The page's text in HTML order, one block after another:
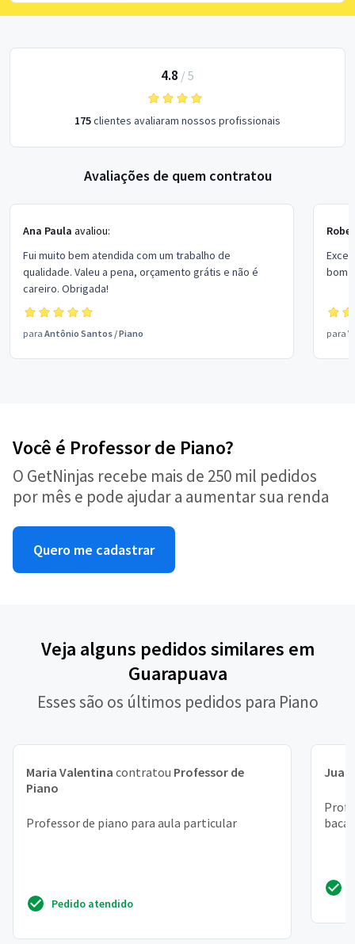
4.8 / 5
175clientes avaliaram nossos profissionais
Avaliações de quem contratou
Ana Paula avaliou:
Fui muito bem atendida com um trabalho de
qualidade. Valeu a pena, orçamento grátis e não é
careiro. Obrigada!
para Antônio Santos /Piano
bom
para
Você é Professor de Piano?
O GetNinjas recebe mais de 250 mil pedidos
por mês e pode ajudar a aumentar sua renda
Quero me cadastrar
Veja alguns pedidos similares em
Guarapuava
Esses são os últimos pedidos para Piano
Maria Valentina contratou Professor de
Piano
Professor de piano para aula particular
Pedido atendido
Juan